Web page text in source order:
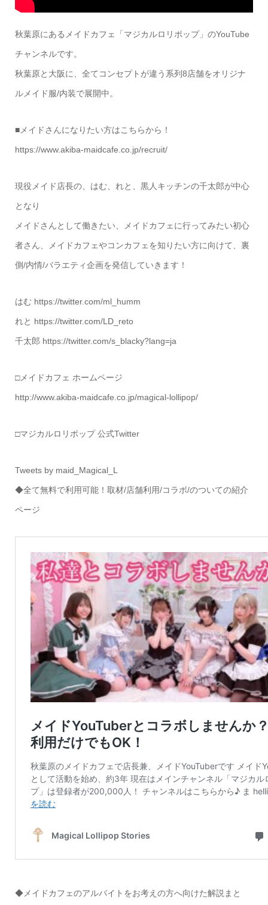
秋葉原にあるメイドカフェ「マジカルロリポップ」のYouTube
チャンネルです。
秋葉原と大阪に、全てコンセプトが違う系列8店舗をオリジナ
ルメイド服/内装で展開中。
■メイドさんになりたい方はこちらから！
https://www.akiba-maidcafe.co.jp/recruit/
現役メイド店長の、はむ、れと、黒人キッチンの千太郎が中心
となり
メイドさんとして働きたい、メイドカフェに行ってみたい初心
者さん、メイドカフェやコンカフェを知りたい方に向けて、裏
側/内情/バラエティ企画を発信していきます！
はむ https://twitter.com/ml_humm
れと https://twitter.com/LD_reto
千太郎 https://twitter.com/s_blacky?lang=ja
□メイドカフェ ホームページ
http://www.akiba-maidcafe.co.jp/magical-lollipop/
□マジカルロリポップ 公式Twitter
Tweets by maid_Magical_L
◆全て無料で利用可能！取材/店舗利用/コラボ/のついての紹介
ページ
◆メイドカフェのアルバイトをお考えの方へ向けた解説まと